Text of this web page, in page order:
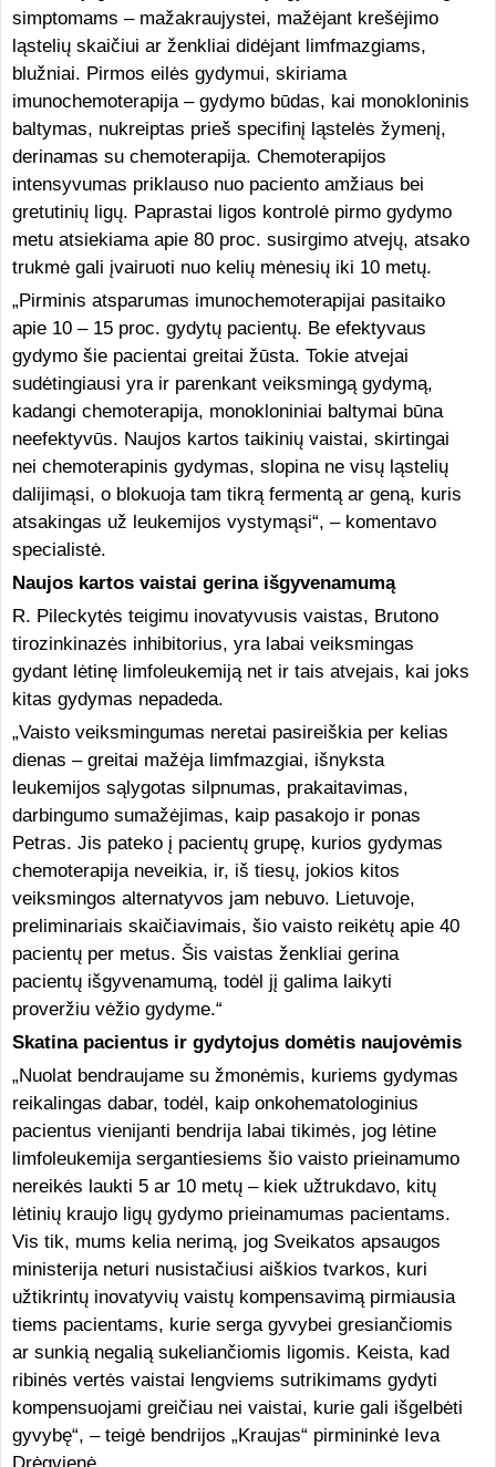
simptomams – mažakraujystei, mažėjant krešėjimo
ląstelių skaičiui ar ženkliai didėjant limfmazgiams,
blužniai. Pirmos eilės gydymui, skiriama
imunochemoterapija – gydymo būdas, kai monokloninis
baltymas, nukreiptas prieš specifinį ląstelės žymenį,
derinamas su chemoterapija. Chemoterapijos
intensyvumas priklauso nuo paciento amžiaus bei
gretutinių ligų. Paprastai ligos kontrolė pirmo gydymo
metu atsiekiama apie 80 proc. susirgimo atvejų, atsako
trukmė gali įvairuoti nuo kelių mėnesių iki 10 metų.
„Pirminis atsparumas imunochemoterapijai pasitaiko
apie 10 – 15 proc. gydytų pacientų. Be efektyvaus
gydymo šie pacientai greitai žūsta. Tokie atvejai
sudėtingiausi yra ir parenkant veiksmingą gydymą,
kadangi chemoterapija, monokloniniai baltymai būna
neefektyvūs. Naujos kartos taikinių vaistai, skirtingai
nei chemoterapinis gydymas, slopina ne visų ląstelių
dalijimąsi, o blokuoja tam tikrą fermentą ar geną, kuris
atsakingas už leukemijos vystymąsi“, – komentavo
specialistė.
Naujos kartos vaistai gerina išgyvenamumą
R. Pileckytės teigimu inovatyvusis vaistas, Brutono
tirozinkinazės inhibitorius, yra labai veiksmingas
gydant lėtinę limfoleukemiją net ir tais atvejais, kai joks
kitas gydymas nepadeda.
„Vaisto veiksmingumas neretai pasireiškia per kelias
dienas – greitai mažėja limfmazgiai, išnyksta
leukemijos sąlygotas silpnumas, prakaitavimas,
darbingumo sumažėjimas, kaip pasakojo ir ponas
Petras. Jis pateko į pacientų grupę, kurios gydymas
chemoterapija neveikia, ir, iš tiesų, jokios kitos
veiksmingos alternatyvos jam nebuvo. Lietuvoje,
preliminariais skaičiavimais, šio vaisto reikėtų apie 40
pacientų per metus. Šis vaistas ženkliai gerina
pacientų išgyvenamumą, todėl jį galima laikyti
proveržiu vėžio gydyme.“
Skatina pacientus ir gydytojus domėtis naujovėmis
„Nuolat bendraujame su žmonėmis, kuriems gydymas
reikalingas dabar, todėl, kaip onkohematologinius
pacientus vienijanti bendrija labai tikimės, jog lėtine
limfoleukemija sergantiesiems šio vaisto prieinamumo
nereikės laukti 5 ar 10 metų – kiek užtrukdavo, kitų
lėtinių kraujo ligų gydymo prieinamumas pacientams.
Vis tik, mums kelia nerimą, jog Sveikatos apsaugos
ministerija neturi nusistačiusi aiškios tvarkos, kuri
užtikrintų inovatyvių vaistų kompensavimą pirmiausia
tiems pacientams, kurie serga gyvybei gresiančiomis
ar sunkią negalią sukeliančiomis ligomis. Keista, kad
ribinės vertės vaistai lengviems sutrikimams gydyti
kompensuojami greičiau nei vaistai, kurie gali išgelbėti
gyvybę“, – teigė bendrijos „Kraujas“ pirmininkė Ieva